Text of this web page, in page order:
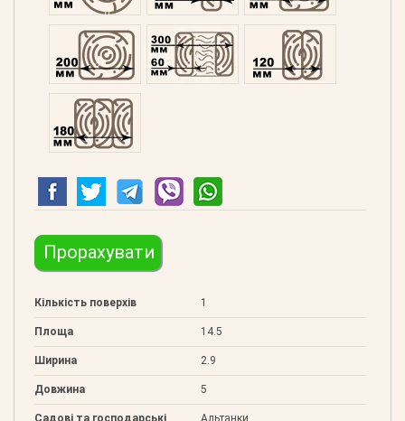
Профільований 200Подвійний 300 Клеєний 120
Клеєний 180
Прорахувати
Кількість поверхів 1
Площа 14.5
Ширина 2.9
Довжина 5
Садові та господарські Альтанки